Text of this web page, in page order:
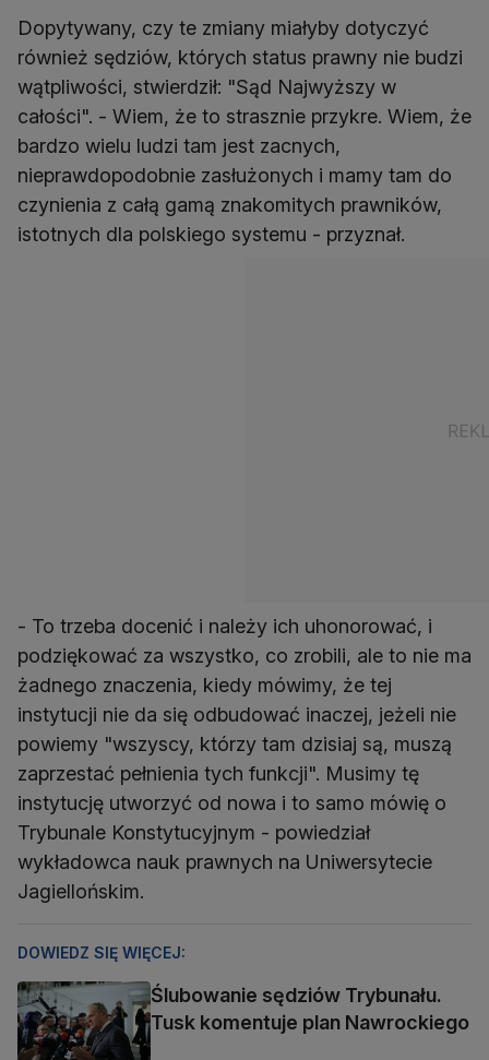
Dopytywany, czy te zmiany miałyby dotyczyć
również sędziów, których status prawny nie budzi
wątpliwości, stwierdził: "Sąd Najwyższy w
całości". - Wiem, że to strasznie przykre. Wiem, że
bardzo wielu ludzi tam jest zacnych,
nieprawdopodobnie zasłużonych i mamy tam do
czynienia z całą gamą znakomitych prawników,
istotnych dla polskiego systemu - przyznał.
- To trzeba docenić i należy ich uhonorować, i
podziękować za wszystko, co zrobili, ale to nie ma
żadnego znaczenia, kiedy mówimy, że tej
instytucji nie da się odbudować inaczej, jeżeli nie
powiemy "wszyscy, którzy tam dzisiaj są, muszą
zaprzestać pełnienia tych funkcji". Musimy tę
instytucję utworzyć od nowa i to samo mówię o
Trybunale Konstytucyjnym - powiedział
wykładowca nauk prawnych na Uniwersytecie
Jagiellońskim.
DOWIEDZ SIĘ WIĘCEJ:
Ślubowanie sędziów Trybunału.
Tusk komentuje plan Nawrockiego